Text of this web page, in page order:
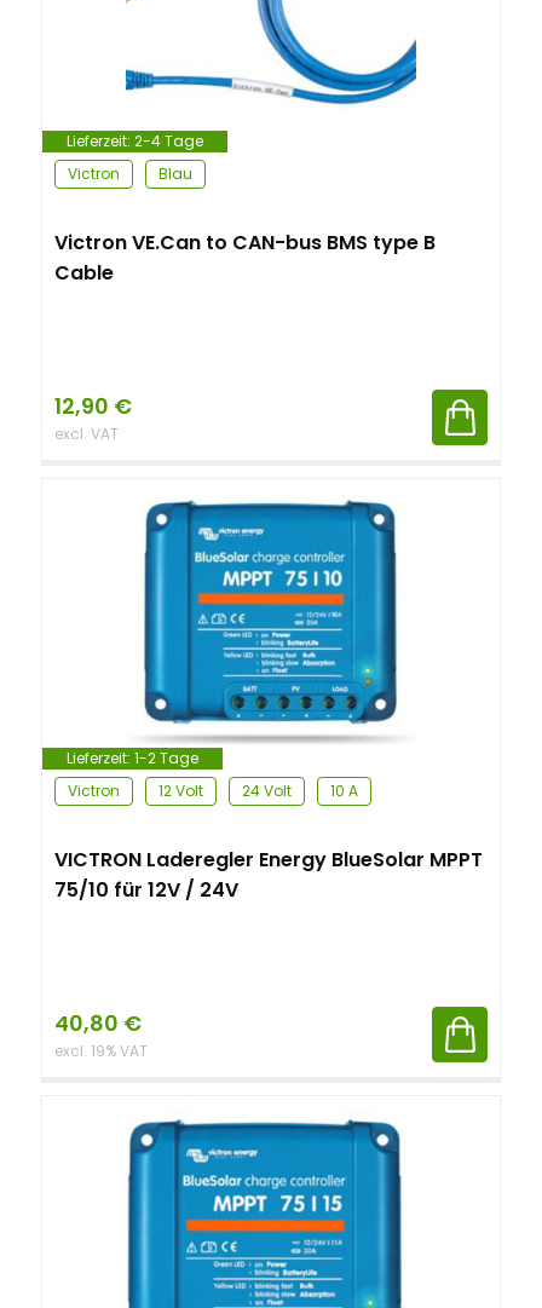
Lieferzeit: 2-4 Tage
Victron
Blau
Victron VE.Can to CAN-bus BMS type B
Cable
12,90 €
excl. VAT
Lieferzeit: 1-2 Tage
Victron
12 Volt 24 Volt 10 A
VICTRON Laderegler Energy BlueSolar MPPT
75/10 für 12V / 24V
40,80 €
excl. 19% VAT